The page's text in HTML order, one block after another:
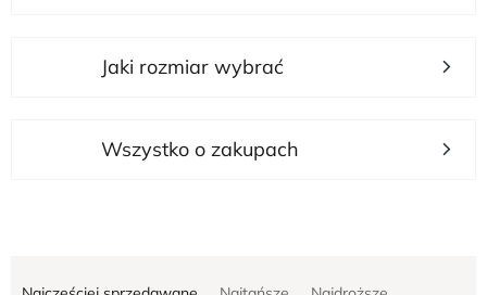
Jaki rozmiar wybrać
Wszystko o zakupach